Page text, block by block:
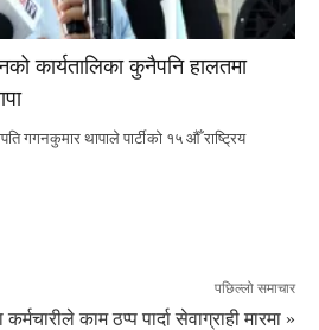
कार्यतालिका कुनैपनि हालतमा
गगनकुमार थापाले पार्टीको १५ औँ राष्ट्रिय
पछिल्लो समाचार
काम ठप्प पार्दा सेवाग्राही मारमा »